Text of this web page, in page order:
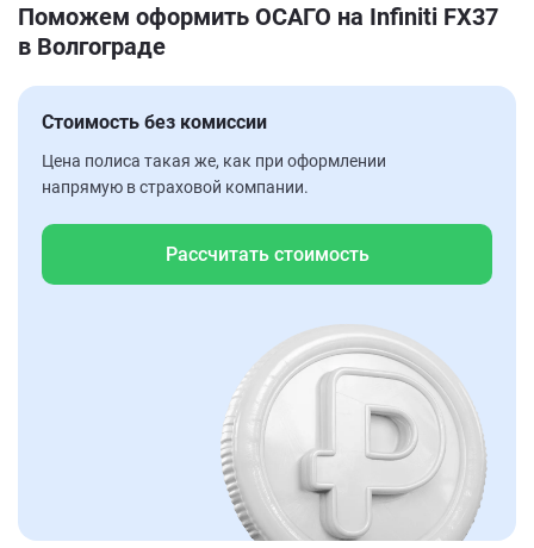
Поможем оформить ОСАГО на Infiniti FX37
в Волгограде
Стоимость без комиссии
Цена полиса такая же, как при оформлении
напрямую в страховой компании.
Рассчитать стоимость